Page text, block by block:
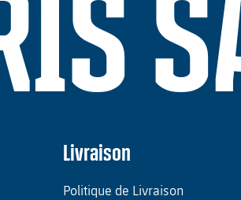
Livraison
Politique de Livraison